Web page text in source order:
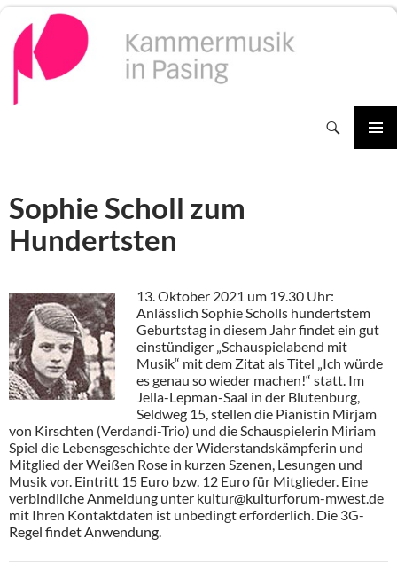
Inhalt
springen
Sophie Scholl zum
Hundertsten
13. Oktober 2021 um 19.30 Uhr:
Anlässlich Sophie Scholls hundertstem
Geburtstag in diesem Jahr findet ein gut
einstündiger „Schauspielabend mit
Musik“ mit dem Zitat als Titel „Ich würde
es genau so wieder machen!“ statt. Im
Jella-Lepman-Saal in der Blutenburg,
Seldweg 15, stellen die Pianistin Mirjam
von Kirschten (Verdandi-Trio) und die Schauspielerin Miriam
Spiel die Lebensgeschichteder Widerstandskämpferin und
Mitglied der Weißen Rose in kurzen Szenen, Lesungen und
Musik vor. Eintritt 15 Euro bzw. 12 Euro für Mitglieder. Eine
verbindliche Anmeldung unter kultur@kulturforum-mwest.de
mit Ihren Kontaktdaten ist unbedingt erforderlich. Die 3G-
Regel findet Anwendung.